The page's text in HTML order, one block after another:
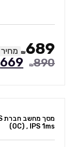
₪689 מחיר
₪890
669
(OC) , IPS 1ms